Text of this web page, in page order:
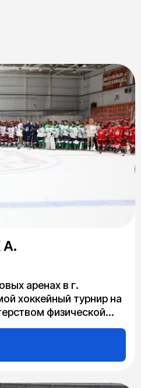
аренах в г.
хоккейный турнир на
физической
МО «Дирекция по
при
и Федерации